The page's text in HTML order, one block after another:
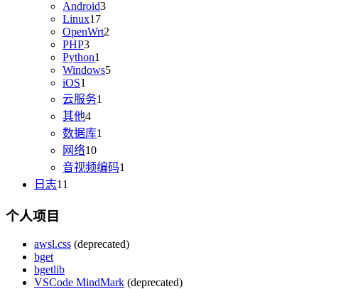
Android3
Linux17
OpenWrt2
PHP3
Python1
Windows5
iOS1
云服务1
其他4
数据库1
网络10
音视频编码1
日志11
个人项目
awsl.css (deprecated)
bget
bgetlib
VSCode MindMark (deprecated)